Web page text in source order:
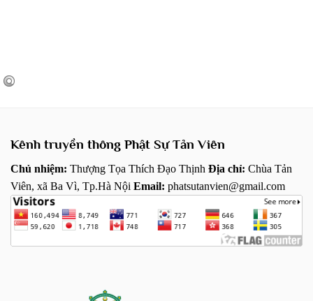
Kênh truyền thông Phật Sự Tản Viên
Chủ nhiệm: Thượng Tọa Thích Đạo Thịnh Địa chỉ: Chùa Tản
Viên, xã Ba Vì, Tp.Hà Nội Email: phatsutanvien@gmail.com